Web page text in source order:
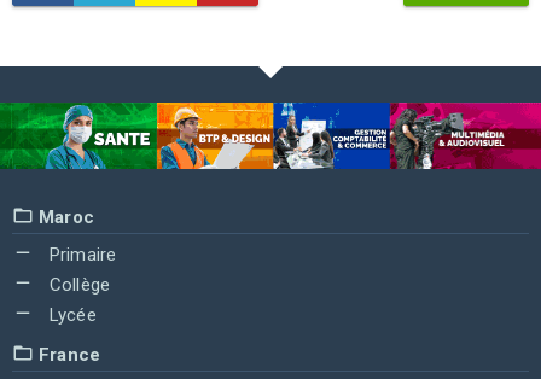
Maroc
Primaire
Collège
Lycée
France